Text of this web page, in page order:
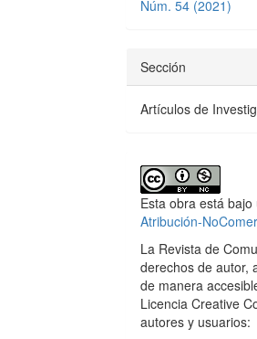
Núm. 54 (2021)
Sección
Artículos de
Esta obra está
Atribución-
La Revista de
derechos de autor,
de manera
Licencia Creative
autores y usuarios: